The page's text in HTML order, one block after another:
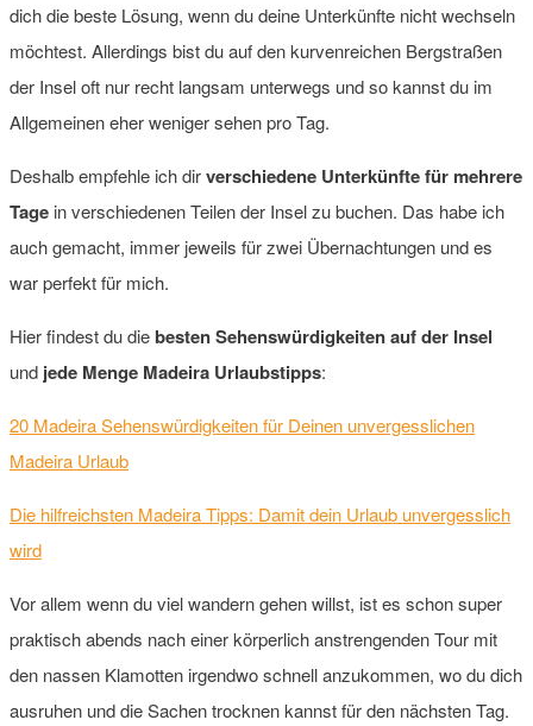
dich die beste Lösung, wenn du deine Unterkünfte nicht wechseln
möchtest. Allerdings bist du auf den kurvenreichen Bergstraßen
der Insel oft nur recht langsam unterwegs und so kannst du im
Allgemeinen eher weniger sehen pro Tag.
Deshalb empfehle ich dirverschiedene Unterkünfte für mehrere
Tage in verschiedenen Teilen der Insel zu buchen. Das habe ich
auch gemacht, immer jeweils für zwei Übernachtungen und es
war perfekt für mich.
Hier findest du diebesten Sehenswürdigkeiten auf der Insel
und jede Menge Madeira Urlaubstipps:
20 Madeira Sehenswürdigkeiten für Deinen unvergesslichen
Madeira Urlaub
Die hilfreichsten Madeira Tipps: Damit dein Urlaub unvergesslich
wird
Vor allem wenn du viel wandern gehen willst, ist es schon super
praktisch abends nach einer körperlich anstrengenden Tour mit
den nassen Klamotten irgendwo schnell anzukommen, wo du dich
ausruhen und die Sachen trocknen kannst für den nächsten Tag.